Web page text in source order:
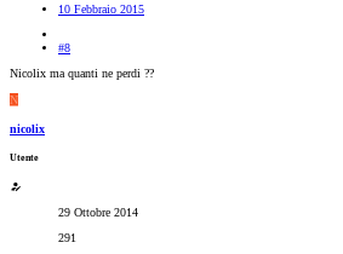
10 Febbraio 2015
#8
Nicolix ma quanti ne perdi ??
N
nicolix
Utente
29 Ottobre 2014
291